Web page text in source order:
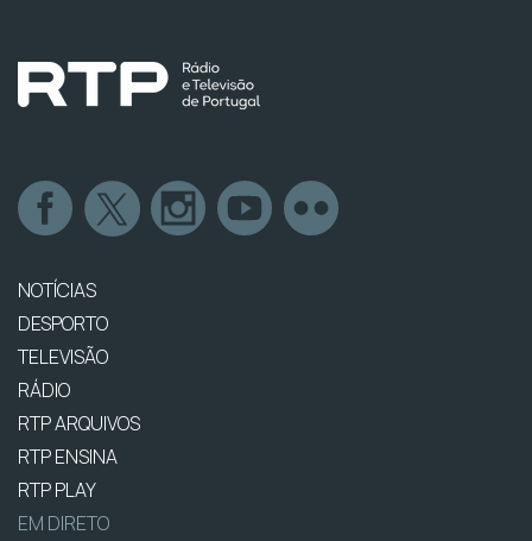
NOTÍCIAS
DESPORTO
TELEVISÃO
RÁDIO
RTP ARQUIVOS
RTP ENSINA
RTP PLAY
EM DIRETO